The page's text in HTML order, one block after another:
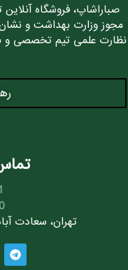
صباراشاپ، فروشگاه
مجوز وزارت بهداشت و
نظارت علمی تیم تخصصی و
تهران، سعادت آباد،